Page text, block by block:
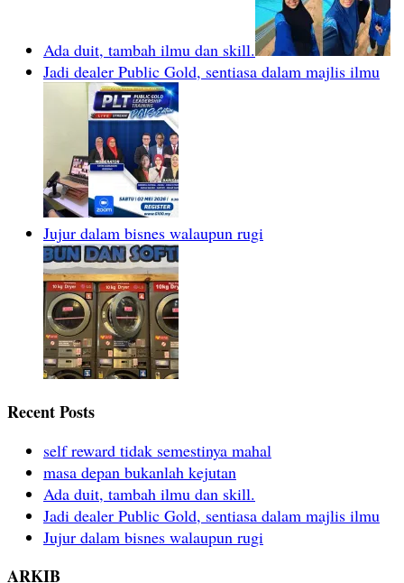
Ada duit, tambah ilmu dan skill.
Jadi dealer Public Gold, sentiasa dalam majlis ilmu
Jujur dalam bisnes walaupun rugi
Recent Posts
self reward tidak semestinya mahal
masa depan bukanlah kejutan
Ada duit, tambah ilmu dan skill.
Jadi dealer Public Gold, sentiasa dalam majlis ilmu
Jujur dalam bisnes walaupun rugi
ARKIB